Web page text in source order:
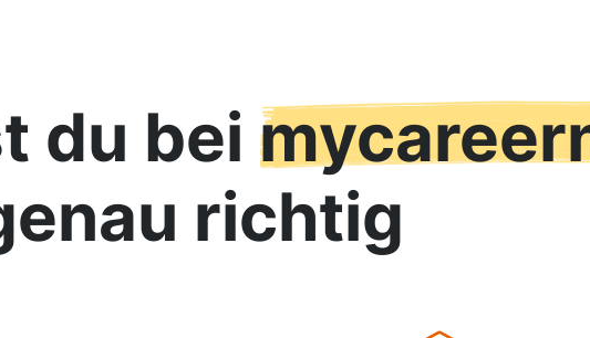
du bei
richtig